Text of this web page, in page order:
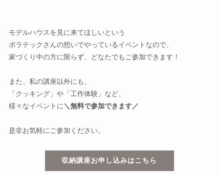
モデルハウスを見に来てほしいという
ポラテックさんの想いでやっているイベントなので、
家づくり中の方に限らず、どなたでもご参加できます！
また、私の講座以外にも、
「クッキング」や「工作体験」など、
様々なイベントに＼無料で参加できます／
是非お気軽にご参加ください。
収納講座お申し込みはこちら